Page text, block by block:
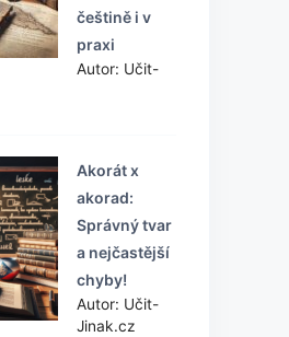
češtině i v
praxi
Autor: Učit-
Akorát x
akorad:
Správný tvar
a nejčastější
chyby!
Autor: Učit-
Jinak.cz